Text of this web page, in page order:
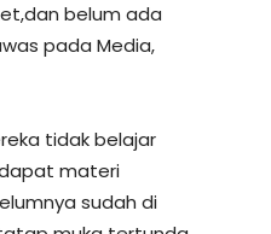
belum ada
pada Media,
tidak belajar
materi
sudah di